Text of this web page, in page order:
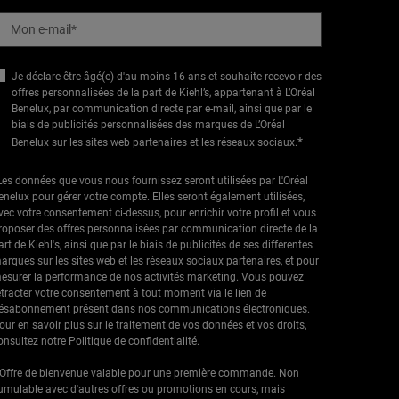
Mon e-mail*
Je déclare être âgé(e) d'au moins 16 ans et souhaite recevoir des
offres personnalisées de la part de Kiehl’s, appartenant à L’Oréal
Benelux, par communication directe par e-mail, ainsi que par le
biais de publicités personnalisées des marques de L’Oréal
Benelux sur les sites web partenaires et les réseaux sociaux.*
données que vous nous fournissez seront utilisées par L'Oréal
pour gérer votre compte. Elles seront également utilisées,
votre consentement ci-dessus, pour enrichir votre profil et vous
des offres personnalisées par communication directe de la
de Kiehl's, ainsi que par le biais de publicités de ses différentes
sur les sites web et les réseaux sociaux partenaires, et pour
la performance de nos activités marketing. Vous pouvez
votre consentement à tout moment via le lien de
présent dans nos communications électroniques.
en savoir plus sur le traitement de vos données et vos droits,
notre Politique de confidentialité.
de bienvenue valable pour une première commande. Non
avec d'autres offres ou promotions en cours, mais